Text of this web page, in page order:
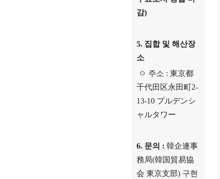
감)
5. 집합 및 해산장
소
ㅇ 주소 : 東京都
千代田区永田町2-
13-10 プルデンシ
ャルタワー
6. 문의 : 韓企連事
務局(韓国貿易協
会 東京支部) 구현